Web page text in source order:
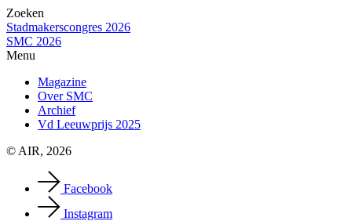
Zoeken
Stadmakerscongres 2026
SMC 2026
Menu
Magazine
Over SMC
Archief
Vd Leeuwprijs 2025
© AIR, 2026
Facebook
Instagram